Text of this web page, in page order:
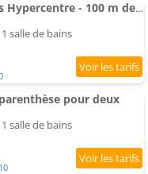
Studio Cosy - Bourges Hypercentre - 100 m de la Cathédrale
salle de bains
pour deux
salle de bains